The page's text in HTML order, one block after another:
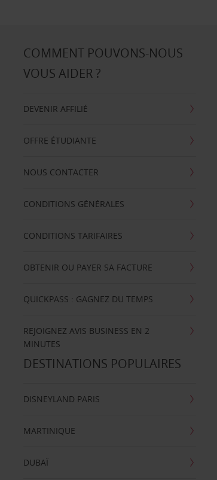
COMMENT POUVONS-NOUS
VOUS AIDER ?
DEVENIR AFFILIÉ
OFFRE ÉTUDIANTE
NOUS CONTACTER
CONDITIONS GÉNÉRALES
CONDITIONS TARIFAIRES
OBTENIR OU PAYER SA FACTURE
QUICKPASS : GAGNEZ DU TEMPS
REJOIGNEZ AVIS BUSINESS EN 2
MINUTES
DESTINATIONS POPULAIRES
DISNEYLAND PARIS
MARTINIQUE
DUBAÏ